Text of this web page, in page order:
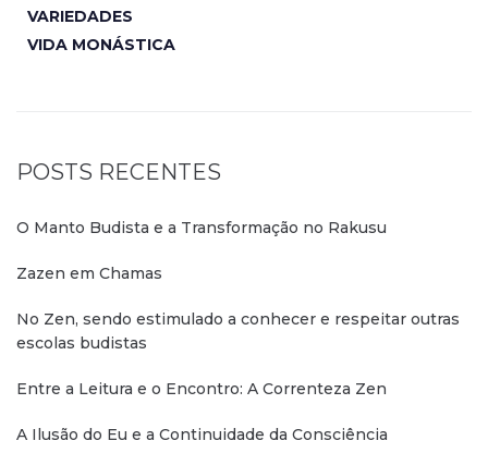
VARIEDADES
VIDA MONÁSTICA
POSTS RECENTES
O Manto Budista e a Transformação no Rakusu
Zazen em Chamas
No Zen, sendo estimulado a conhecer e respeitar outras
escolas budistas
Entre a Leitura e o Encontro: A Correnteza Zen
A Ilusão do Eu e a Continuidade da Consciência